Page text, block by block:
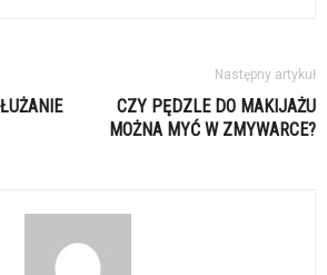
Następny artykuł
CZY PĘDZLE DO MAKIJAŻU
MOŻNA MYĆ W ZMYWARCE?